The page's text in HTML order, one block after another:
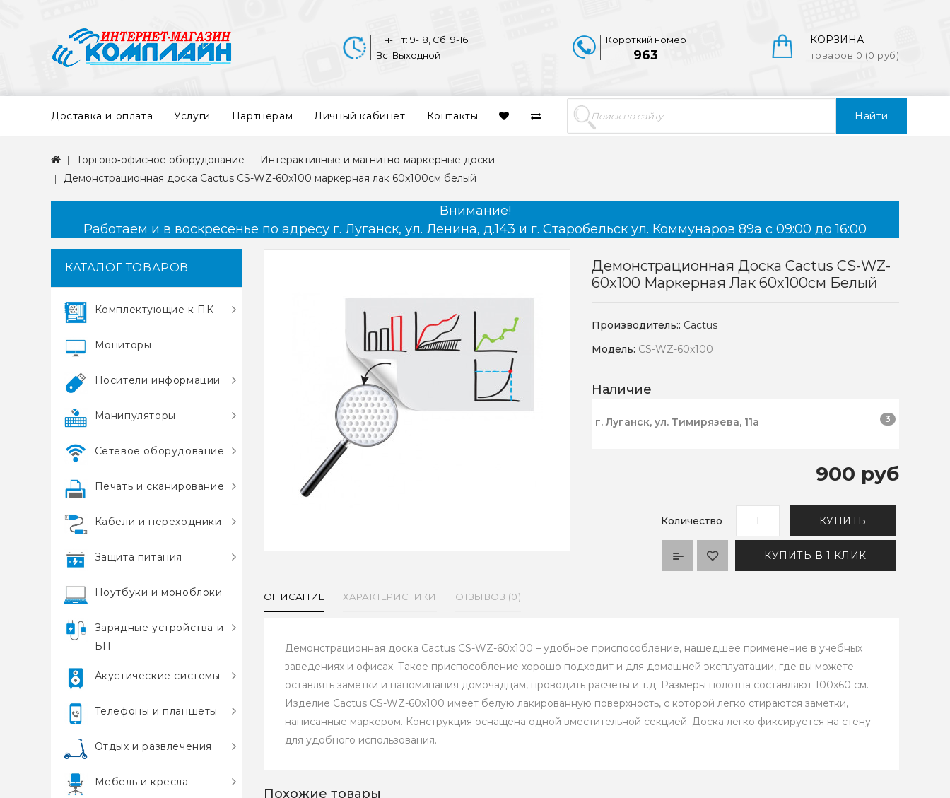
Найти
КОРЗИНА
товаров 0 (0 руб)
Короткий номер
963
Пн-Пт: 9-18, Сб: 9-16
Вс: Выходной
Доставка и оплата Услуги Партнерам Личный кабинет Контакты
Торгово‑офисное оборудование
Интерактивные и магнитно-маркерные доски
Демонстрационная доска Cactus CS-WZ-60x100 маркерная лак 60x100см белый
Внимание!
Работаем и в воскресенье по адресу г. Луганск, ул. Ленина, д.143 и г. Старобельск ул. Коммунаров 89а с 09:00 до 16:00
КАТАЛОГ ТОВАРОВ
Комплектующие к ПК
Мониторы
Носители информации
Манипуляторы
Сетевое оборудование
Печать и сканирование
Кабели и переходники
Защита питания
Ноутбуки и моноблоки
Зарядные устройства и
БП
Акустические системы
Телефоны и планшеты
Отдых и развлечения
Мебель и кресла
Демонстрационная Доска Cactus CS-WZ-
60x100 Маркерная Лак 60x100см Белый
Производитель:: Cactus
Модель: CS-WZ-60x100
Наличие
г. Луганск, ул. Тимирязева, 11а 3
900 руб
Количество КУПИТЬ
КУПИТЬ В 1 КЛИК
ОПИСАНИЕ ХАРАКТЕРИСТИКИ ОТЗЫВОВ (0)
Демонстрационная доска Cactus CS-WZ-60x100 – удобное приспособление, нашедшее применение в учебных
заведениях и офисах. Такое приспособление хорошо подходит и для домашней эксплуатации, где вы можете
оставлять заметки и напоминания домочадцам, проводить расчеты и т.д. Размеры полотна составляют 100x60 см.
Изделие Cactus CS-WZ-60x100 имеет белую лакированную поверхность, с которой легко стираются заметки,
написанные маркером. Конструкция оснащена одной вместительной секцией. Доска легко фиксируется на стену
для удобного использования.
Похожие товары